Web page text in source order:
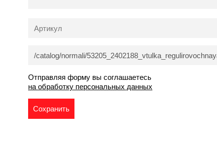
Отправляя форму вы соглашаетесь
на обработку персональных данных